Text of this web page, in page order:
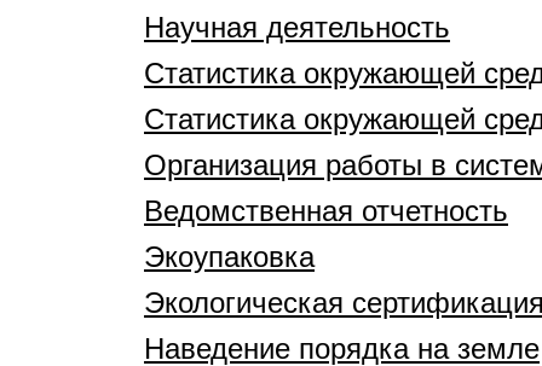
Научная деятельность
Статистика окружающей
Статистика окружающей
Организация работы в
Ведомственная отчетность
Экоупаковка
Экологическая
Наведение порядка на земле